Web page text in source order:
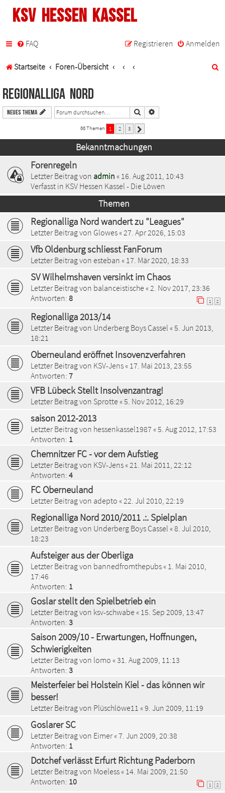
KSV Hessen Kassel
FAQ Anmelden
Registrieren
Startseite Foren-Übersicht
e
Regionalliga Nord
Neues Thema Suche
66 Themen 1 2 3
Bekanntmachungen
Forenregeln
Letzter Beitrag von admin « 16. Aug 2011, 10:43
Verfasst in KSV Hessen Kassel - Die Löwen
Themen
Regionalliga Nord wandert zu "Leagues"
Letzter Beitrag von Glowes« 27. Apr 2026, 15:03
Vfb Oldenburg schliesst FanForum
Letzter Beitrag von esteban « 17. Mär 2020, 18:33
SV Wilhelmshaven versinkt im Chaos
Letzter Beitrag von balanceistische « 2. Nov 2017, 23:36
Antworten: 8 1 2
Regionalliga 2013/14
Letzter Beitrag von Underberg Boys Cassel «5. Jun 2013,
18:21
Oberneuland eröffnet Insovenzverfahren
Letzter Beitrag von KSV-Jens« 17. Mai 2013, 23:55
Antworten: 7
VFB Lübeck Stellt Insolvenzantrag!
Letzter Beitrag von Sprotte «5. Nov 2012, 16:29
saison 2012-2013
Letzter Beitrag von hessenkassel1987 «5. Aug 2012, 17:53
Antworten: 1
Chemnitzer FC - vor dem Aufstieg
Letzter Beitrag von KSV-Jens« 21. Mai 2011, 22:12
Antworten: 4
FC Oberneuland
Letzter Beitrag von adepto « 22. Jul 2010, 22:19
Regionalliga Nord 2010/2011 .:. Spielplan
Letzter Beitrag von Underberg Boys Cassel «8. Jul 2010,
18:23
Aufsteiger aus der Oberliga
Letzter Beitrag von bannedfromthepubs« 1. Mai 2010,
17:46
Antworten: 1
Goslar stellt den Spielbetrieb ein
Letzter Beitrag von ksv-schwabe « 15. Sep 2009, 13:47
Antworten: 3
Saison 2009/10 - Erwartungen, Hoffnungen,
Schwierigkeiten
Letzter Beitrag von lomo «31. Aug 2009, 11:13
Antworten: 3
Meisterfeier bei Holstein Kiel - das können wir
besser!
Letzter Beitrag von Plüschlöwe11 «9. Jun 2009, 11:19
Goslarer SC
Letzter Beitrag von Eimer«7. Jun 2009, 20:38
Antworten: 1
Dotchef verlässt Erfurt Richtung Paderborn
Letzter Beitrag von Moeless« 14. Mai 2009, 21:50
Antworten: 10 1 2